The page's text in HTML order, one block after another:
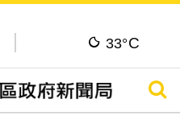
33°C
搜尋